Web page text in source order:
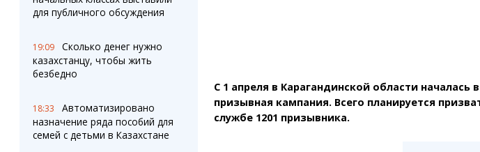
Видео
для публичного обсуждения
19:09
Сколько денег нужно
казахстанцу, чтобы жить
безбедно
18:33
Автоматизировано
назначение ряда пособий для
семей с детьми в Казахстане
С 1 апреля в Карагандинской области началась
призывная кампания. Всего планируется
службе 1201 призывника.